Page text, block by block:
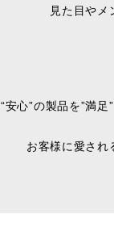
見た目やメ
“安心”の製品を”満
お客様に愛され